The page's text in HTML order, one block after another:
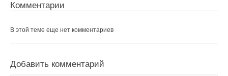
Комментарии
В этой теме еще нет комментариев
Добавить комментарий